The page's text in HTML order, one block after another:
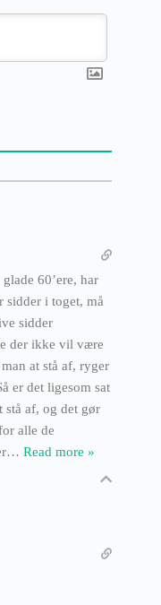
60’ere, har
sidder i toget, må
sidder
der ikke vil være
at stå af, ryger
er det ligesom sat
stå af, og det gør
alle de
… Read more »